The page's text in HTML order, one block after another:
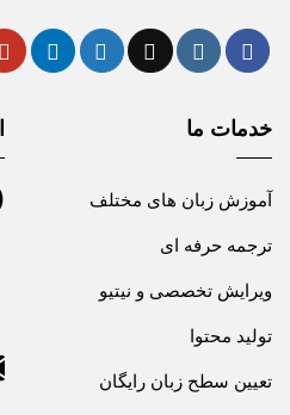
خدمات ما
آموزش زبان های مختلف
ترجمه حرفه ای
ویرایش تخصصی و نیتیو
تولید محتوا
تعیین سطح زبان رایگان